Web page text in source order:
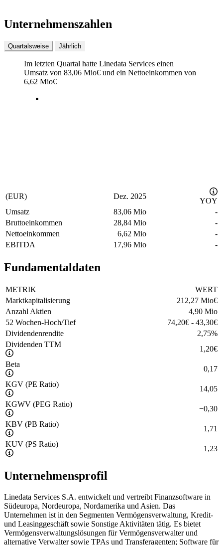
Unternehmenszahlen
Quartalsweise Jährlich
Im letzten Quartal hatte Linedata Services einen
Umsatz von 83,06 Mio€ und ein Nettoeinkommen von
6,62 Mio€
(EUR) Dez. 2025
YOY
Umsatz
83,06 Mio
-
Bruttoeinkommen
28,84 Mio
-
Nettoeinkommen
6,62 Mio
-
EBITDA
17,96 Mio -
Fundamentaldaten
METRIK
WERT
Marktkapitalisierung
212,27 Mio€
Anzahl Aktien
4,90 Mio
52 Wochen-Hoch/Tief
74,20€ - 43,30€
Dividendenrendite
2,75%
Dividenden TTM
1,20€
Beta
0,17
KGV (PE Ratio)
14,05
KGWV (PEG Ratio)
−0,30
KBV (PB Ratio)
1,71
KUV (PS Ratio)
1,23
Unternehmensprofil
Linedata Services S.A. entwickelt und vertreibt Finanzsoftware in
Südeuropa, Nordeuropa, Nordamerika und Asien. Das
Unternehmen ist in den Segmenten Vermögensverwaltung, Kredit-
und Leasinggeschäft sowie Sonstige Aktivitäten tätig. Es bietet
Vermögensverwaltungslösungen für Vermögensverwalter und
alternative Verwalter sowie TPAs und Transferagenten; Software für